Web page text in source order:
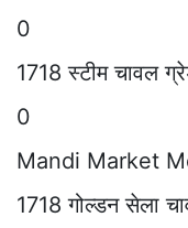
0
1718 स्टीम चावल
0
Mandi Market
1718 गोल्डन सेला